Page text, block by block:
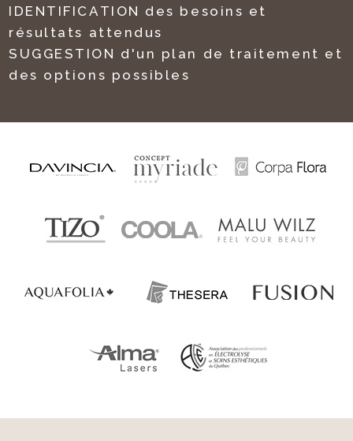
IDENTIFICATION des besoins et
résultats attendus
SUGGESTION d'un plan de traitement et
des options possibles